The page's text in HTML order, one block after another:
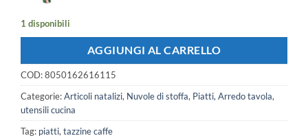
1 disponibili
AGGIUNGI AL CARRELLO
COD:8050162616115
Categorie:Articoli natalizi, Nuvole di stoffa, Piatti, Arredo tavola,
utensili cucina
Tag: piatti,tazzine caffe